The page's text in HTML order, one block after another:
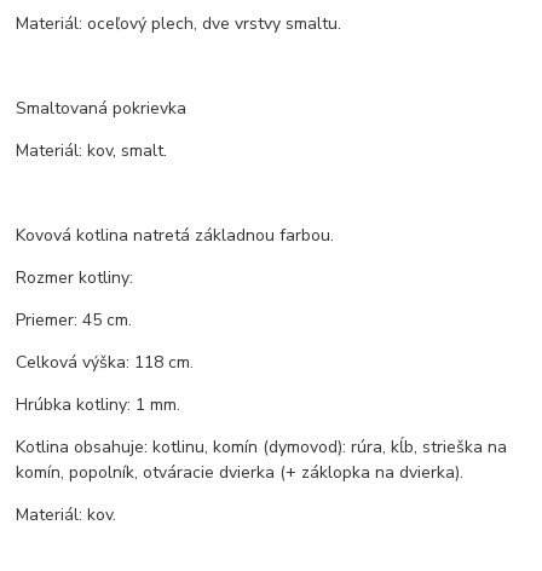
Materiál: oceľový plech, dve vrstvy smaltu.
Smaltovaná pokrievka
Materiál: kov, smalt.
Kovová kotlina natretá základnou farbou.
Rozmer kotliny:
Priemer: 45 cm.
Celková výška: 118 cm.
Hrúbka kotliny: 1 mm.
Kotlina obsahuje: kotlinu, komín (dymovod): rúra, kĺb, strieška na
komín, popolník, otváracie dvierka (+ záklopka na dvierka).
Materiál: kov.